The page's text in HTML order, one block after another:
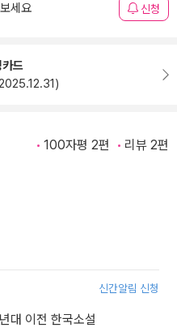
세요 신청
드
100자평 2편 리뷰 2편
신간알림 신청
대 이전 한국소설